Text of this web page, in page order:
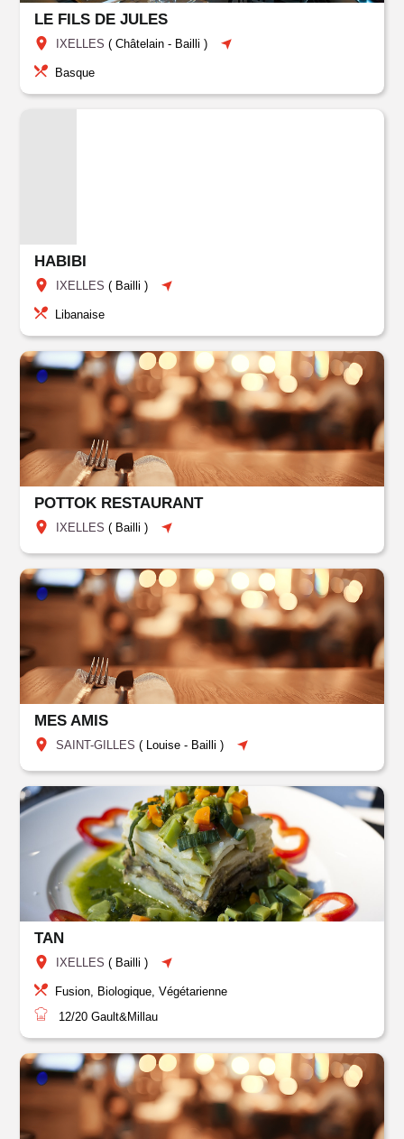
LE FILS DE JULES
IXELLES (Châtelain - Bailli )
Basque
HABIBI
IXELLES ( Bailli )
Libanaise
POTTOK RESTAURANT
IXELLES ( Bailli )
MES AMIS
SAINT-GILLES ( Louise - Bailli )
TAN
IXELLES ( Bailli )
Fusion, Biologique, Végétarienne
12/20 Gault&Millau